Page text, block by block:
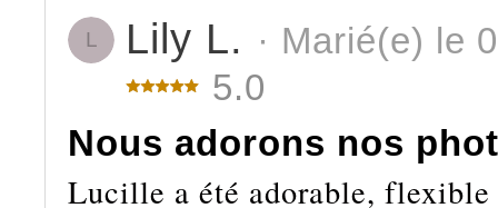
L Lily L. · Marié(e) le
5.0
Nous adorons nos
Lucille a été adorable,